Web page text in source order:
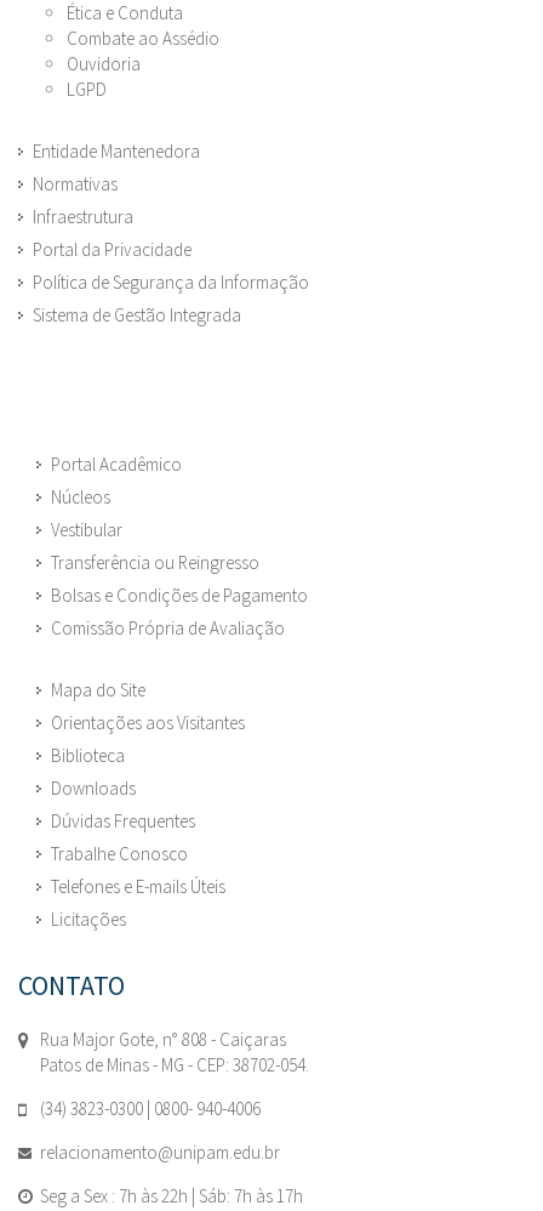
Ética e Conduta
Combate ao Assédio
Ouvidoria
LGPD
Entidade Mantenedora
Normativas
Infraestrutura
Portal da Privacidade
Política de Segurança da Informação
Sistema de Gestão Integrada
Portal Acadêmico
Núcleos
Vestibular
Transferência ou Reingresso
Bolsas e Condições de Pagamento
Comissão Própria de Avaliação
Mapa do Site
Orientações aos Visitantes
Biblioteca
Downloads
Dúvidas Frequentes
Trabalhe Conosco
Telefones e E-mails Úteis
Licitações
CONTATO
Rua Major Gote, n° 808 - Caiçaras
Patos de Minas - MG - CEP: 38702-054.
(34) 3823-0300 | 0800- 940-4006
relacionamento@unipam.edu.br
Seg a Sex : 7h às 22h | Sáb: 7h às 17h